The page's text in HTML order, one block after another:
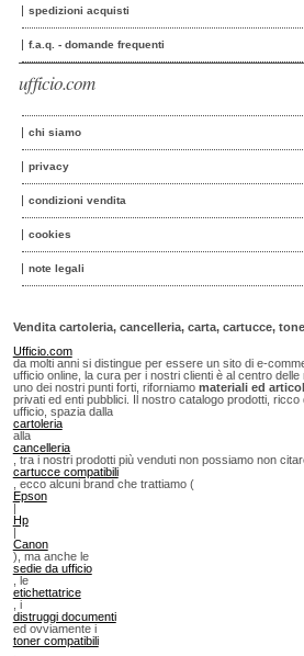
spedizioni acquisti
f.a.q. - domande frequenti
ufficio.com
chi siamo
privacy
condizioni vendita
cookies
note legali
Vendita cartoleria, cancelleria, carta, cartucce,
Ufficio.com
da molti anni si distingue per essere un sito di e-
ufficio online, la cura per i nostri clienti è al centro
uno dei nostri punti forti, riforniamo materiali ed
privati ed enti pubblici. Il nostro catalogo prodotti,
ufficio, spazia dalla
cartoleria
alla
cancelleria
, tra i nostri prodotti più venduti non possiamo non
cartucce compatibili
, ecco alcuni brand che trattiamo (
Epson
|
Hp
|
Canon
), ma anche le
sedie da ufficio
, le
etichettatrice
, i
distruggi documenti
ed ovviamente i
toner compatibili